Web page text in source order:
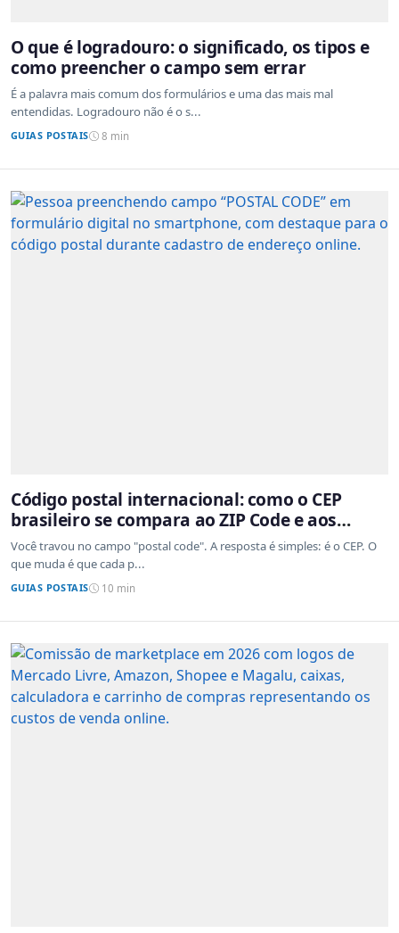
O que é logradouro: o significado, os tipos e
como preencher o campo sem errar
É a palavra mais comum dos formulários e uma das mais mal
entendidas. Logradouro não é o s...
GUIAS POSTAIS 8 min
Código postal internacional: como o CEP
brasileiro se compara ao ZIP Code e aos
sistemas de outros países
Você travou no campo "postal code". A resposta é simples: é o CEP. O
que muda é que cada p...
GUIAS POSTAIS 10 min